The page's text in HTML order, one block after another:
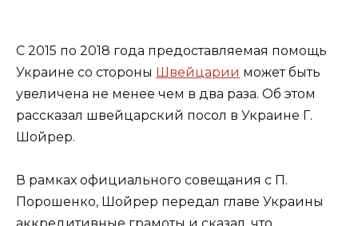
С 2015 по 2018 года предоставляемая помощь
Украине со стороны Швейцарии может быть
увеличена не менее чем в два раза. Об этом
рассказал швейцарский посол в Украине Г.
Шойрер.
В рамках официального совещания с П.
Порошенко, Шойрер передал главе Украины